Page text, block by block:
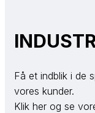
Få et indblik i de
vores kunder.
Klik her og se